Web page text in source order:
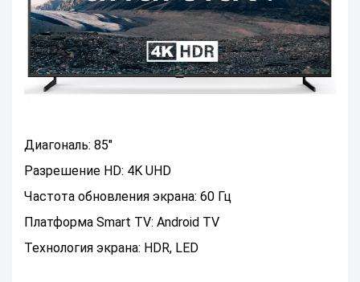
Диагональ: 85"
Разрешение HD: 4K UHD
Частота обновления экрана: 60 Гц
Платформа Smart TV: Android TV
Технология экрана: HDR, LED